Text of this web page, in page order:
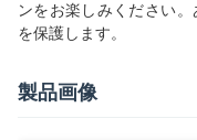
ンをお楽しみください
を保護します。
製品画像